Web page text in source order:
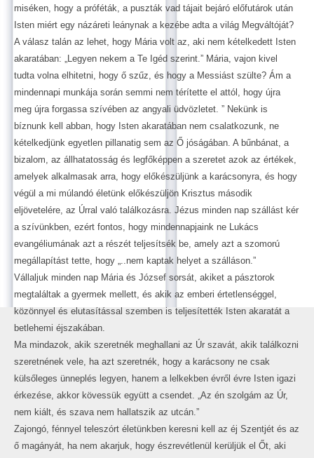
miséken, hogy a próféták, a puszták vad tájait bejáró előfutárok után
Isten miért egy názáreti leánynak a kezébe adta a világ Megváltóját?
A válasz talán az lehet, hogy Mária volt az, aki nem kételkedett Isten
akaratában: „Legyen nekem a Te Igéd szerint.” Mária, vajon kivel
tudta volna elhitetni, hogy ő szűz, és hogy a Messiást szülte? Ám a
mindennapi munkája során semmi nem térítette el attól, hogy újra
meg újra forgassa szívében az angyali üdvözletet. ” Nekünk is
bíznunk kell abban, hogy Isten akaratában nem csalatkozunk, ne
kételkedjünk egyetlen pillanatig sem az Ő jóságában. A bűnbánat, a
bizalom, az állhatatosság és legfőképpen a szeretet azok az értékek,
amelyek alkalmasak arra, hogy előkészüljünk a karácsonyra, és hogy
végül a mi múlandó életünk előkészüljön Krisztus második
eljövetelére, az Úrral való találkozásra. Jézus minden nap szállást kér
a szívünkben, ezért fontos, hogy mindennapjaink ne Lukács
evangéliumának azt a részét teljesítsék be, amely azt a szomorú
megállapítást tette, hogy „..nem kaptak helyet a szálláson.”
Vállaljuk minden nap Mária és József sorsát, akiket a pásztorok
megtaláltak a gyermek mellett, és akik az emberi értetlenséggel,
közönnyel és elutasítással szemben is teljesítették Isten akaratát a
betlehemi éjszakában.
Ma mindazok, akik szeretnék meghallani az Úr szavát, akik találkozni
szeretnének vele, ha azt szeretnék, hogy a karácsony ne csak
külsőleges ünneplés legyen, hanem a lelkekben évről évre Isten igazi
érkezése, akkor kövessük együtt a csendet. „Az én szolgám az Úr,
nem kiált, és szava nem hallatszik az utcán.”
Zajongó, fénnyel teleszórt életünkben keresni kell az éj Szentjét és az
ő magányát, ha nem akarjuk, hogy észrevétlenül kerüljük el Őt, aki